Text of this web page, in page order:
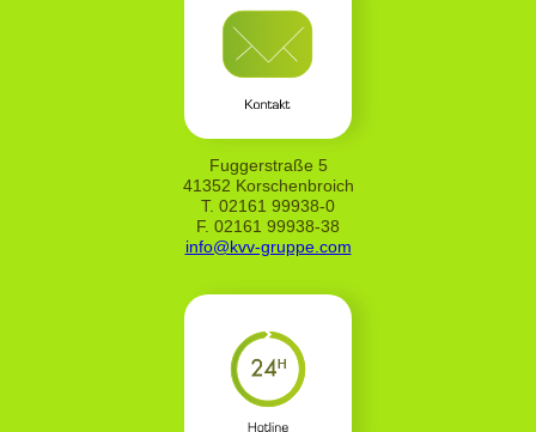
Versicherbare Gefahren und Schäden durch:
Feuer, Blitzschlag, Überspannung, Explosion,
Implosion, Innere Unruhen, böswillige
Beschädigung, Fahrzeuganprall, Rauch,
Überschalldruckwellen
Leitungswasser (inkl. Sprinklerleckage)
Sturm/Hagel
Rückstau, Erdbeben, Erdsenkung, Erdrutsch,
Schneedruck, Lawinen, Vulkanausbruch)
unbenannte Gefahren (All-Risk-Deckung)
Glasversicherung
Fuggerstraße 5
41352 Korschenbroich
T. 02161 99938-0
F. 02161 99938-38
info@kvv-gruppe.com